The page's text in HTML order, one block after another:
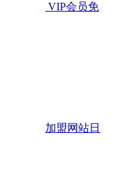
VIP会员免
加盟网站日